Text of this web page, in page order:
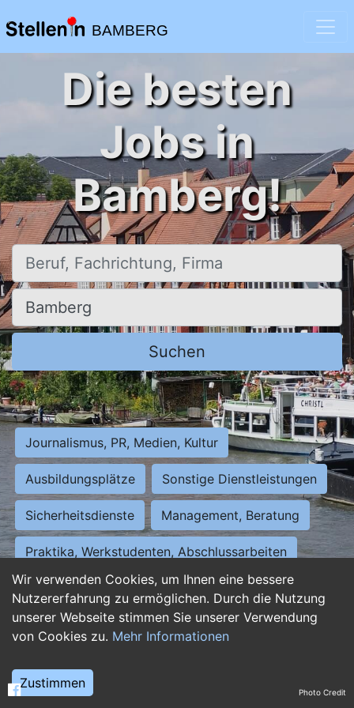
BAMBERG
Wir verwenden Cookies, um Ihnen eine bessere
Nutzererfahrung zu ermöglichen. Durch die Nutzung
unserer Webseite stimmen Sie unserer Verwendung
von Cookies zu. Mehr Informationen
Zustimmen
Die besten
Jobs in
Bamberg!
Beruf, Fachrichtung, Firma
Ort, Stadt
Suchen
Journalismus, PR, Medien, Kultur
Ausbildungsplätze Sonstige Dienstleistungen
Sicherheitsdienste Management, Beratung
Praktika, Werkstudenten, Abschlussarbeiten
Personalwesen Assistenz, Sekretariat
Hilfskräfte, Aushilfs- und Nebenjobs
Weiterbildung, Studium, duale Ausbildung Photo Credit